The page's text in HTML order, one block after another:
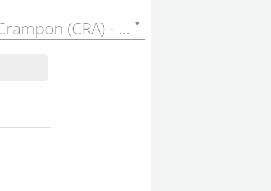
Auguste Crampon (CRA) - 1923